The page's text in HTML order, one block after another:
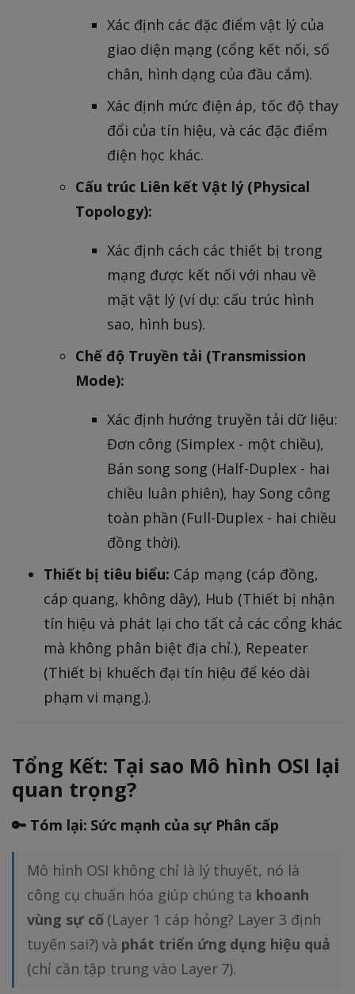
Xác định các đặc điểm vật lý của
giao diện mạng (cổng kết nối, số
chân, hình dạng của đầu cắm).
Xác định mức điện áp, tốc độ thay
đổi của tín hiệu, và các đặc điểm
điện học khác.
Cấu trúc Liên kết Vật lý (Physical
Topology):
Xác định cách các thiết bị trong
mạng được kết nối với nhau về
mặt vật lý (ví dụ: cấu trúc hình
sao, hình bus).
Chế độ Truyền tải (Transmission
Mode):
Xác định hướng truyền tải dữ liệu:
Đơn công (Simplex - một chiều),
Bán song song (Half-Duplex - hai
chiều luân phiên), hay Song công
toàn phần (Full-Duplex - hai chiều
đồng thời).
Thiết bị tiêu biểu: Cáp mạng (cáp đồng,
cáp quang, không dây), Hub (Thiết bị nhận
tín hiệu và phát lại cho tất cả các cổng khác
mà không phân biệt địa chỉ.), Repeater
(Thiết bị khuếch đại tín hiệu để kéo dài
phạm vi mạng.).
Tổng Kết: Tại sao Mô hình OSI lại
quan trọng?
🔑 Tóm lại: Sức mạnh của sự Phân cấp
Mô hình OSI không chỉ là lý thuyết, nó là
công cụ chuẩn hóa giúp chúng ta khoanh
vùng sự cố(Layer 1 cáp hỏng? Layer 3 định
tuyến sai?) và phát triển ứng dụng hiệu quả
(chỉ cần tập trung vào Layer 7).